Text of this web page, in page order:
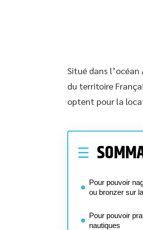
Situé dans
du territoire
optent pour la
Pour pouvoir
ou bronzer sur
Pour pouvoir
nautiques